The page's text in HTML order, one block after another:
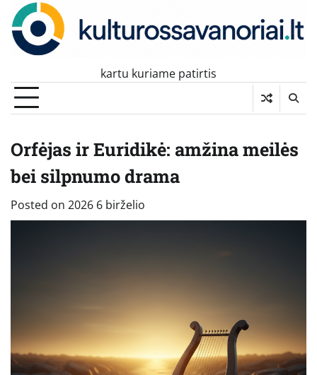
Skip
content
kartu kuriame patirtis
Orfėjas ir Euridikė: amžina meilės
bei silpnumo drama
Posted on 2026 6 birželio